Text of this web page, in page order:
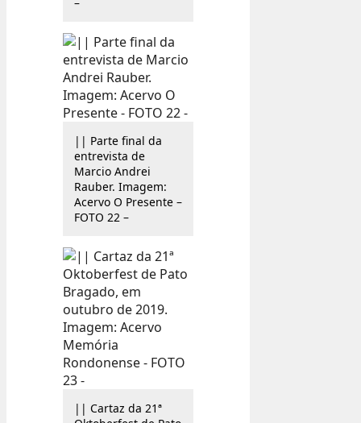
|| Parte final da
entrevista de
Marcio Andrei
Rauber. Imagem:
Acervo O Presente –
FOTO 22 –
|| Cartaz da 21ª